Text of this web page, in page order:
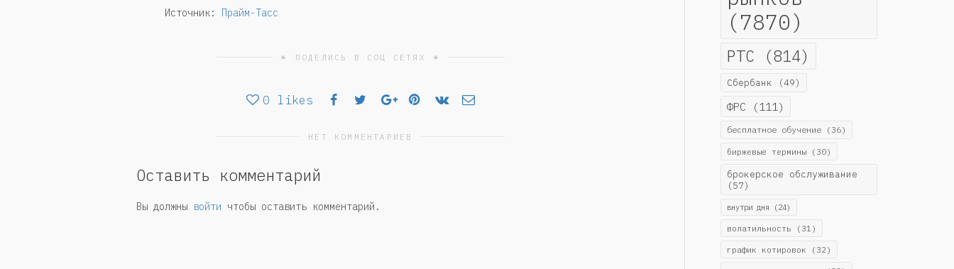
Источник: Прайм-Тасс
☀ ПОДЕЛИСЬ В СОЦ СЕТЯХ ☀
0 likes
НЕТ КОММЕНТАРИЕВ
Оставить комментарий
Вы должны войти чтобы оставить комментарий.
(7870)
РТС (814)
Сбербанк (49)
ФРС (111)
бесплатное обучение(36)
биржевые термины(30)
брокерское обслуживание
(57)
внутри дня (24)
волатильность (31)
график котировок (32)